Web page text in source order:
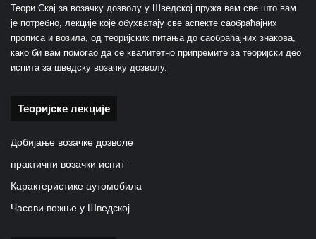
Теори Скај за возачку дозволу у Шведској пружа вам све што вам
је потребно, лекције које обухватају све аспекте саобраћајних
прописа и возила, од теоријских питања до саобраћајних знакова,
како би вам помогао да се квалитетно припремите за теоријски део
испита за шведску возачку дозволу.
Теоријске лекције
Добијање возачке дозволе
практични возачки испит
Карактеристике аутомобила
Часови вожње у Шведској